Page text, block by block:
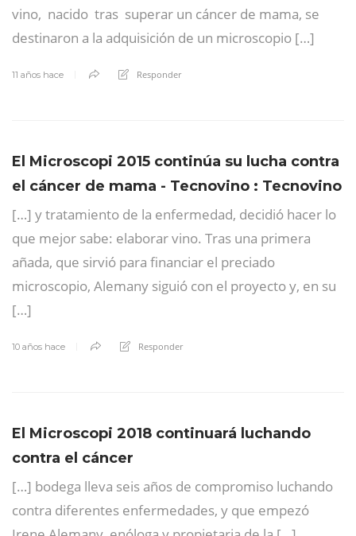
vino, nacido tras superar un cáncer de mama, se
destinaron a la adquisición de un microscopio […]
11 años hace Responder
El Microscopi 2015 continúa su lucha contra
el cáncer de mama - Tecnovino : Tecnovino
[…] y tratamiento de la enfermedad, decidió hacer lo
que mejor sabe: elaborar vino. Tras una primera
añada, que sirvió para financiar el preciado
microscopio, Alemany siguió con el proyecto y, en su
[…]
10 años hace Responder
El Microscopi 2018 continuará luchando
contra el cáncer
[…] bodega lleva seis años de compromiso luchando
contra diferentes enfermedades, y que empezó